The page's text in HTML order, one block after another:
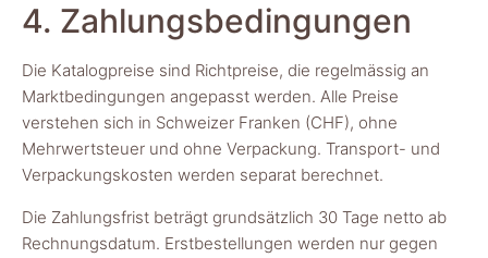
4. Zahlungsbedingungen
Die Katalogpreise sind Richtpreise, die regelmässig an
Marktbedingungen angepasst werden. Alle Preise
verstehen sich in Schweizer Franken (CHF), ohne
Mehrwertsteuer und ohne Verpackung. Transport- und
Verpackungskosten werden separat berechnet.
Die Zahlungsfrist beträgt grundsätzlich 30 Tage netto ab
Rechnungsdatum. Erstbestellungen werden nur gegen